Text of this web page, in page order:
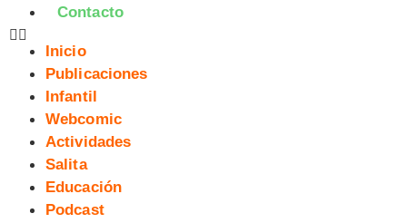
Contacto
Inicio
Publicaciones
Infantil
Webcomic
Actividades
Salita
Educación
Podcast